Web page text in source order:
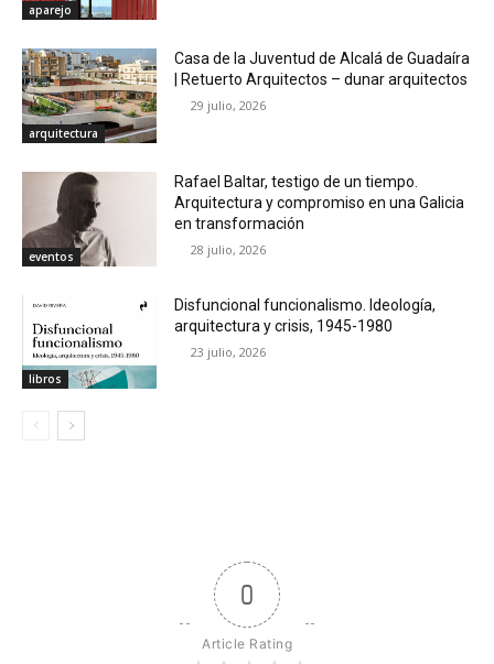
aparejo
arquitectura
Casa de la Juventud de Alcalá de Guadaíra
| Retuerto Arquitectos – dunar arquitectos
29 julio, 2026
eventos
Rafael Baltar, testigo de un tiempo.
Arquitectura y compromiso en una Galicia
en transformación
28 julio, 2026
libros
Disfuncional funcionalismo. Ideología,
arquitectura y crisis, 1945-1980
23 julio, 2026
0
Article Rating